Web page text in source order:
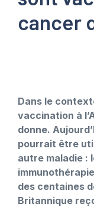
cancer
Dans le
vaccination à
donne.
pourrait être
autre maladie :
des centaines
Britannique